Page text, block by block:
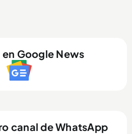
en Google News
canal de WhatsApp